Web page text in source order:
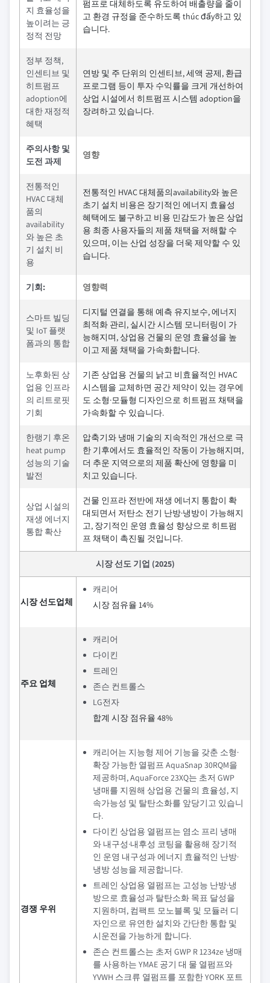
지 효율성을
높이려는 긍
정적 전망
펌프로 대체하도록 유도하여 배출량을 줄이
고 환경 규정을 준수하도록 thúc đẩy하고 있
습니다.
정부 정책,
인센티브 및
히트펌프
adoption에
대한 재정적
혜택
연방 및 주 단위의 인센티브, 세액 공제, 환급
프로그램 등이 투자 수익률을 크게 개선하여
상업 시설에서 히트펌프 시스템 adoption을
장려하고 있습니다.
주의사항 및
도전 과제
영향
전통적인
HVAC 대체
품의
availability
와 높은 초
기 설치 비
용
전통적인 HVAC 대체품의availability와 높은
초기 설치 비용은 장기적인 에너지 효율성
혜택에도 불구하고 비용 민감도가 높은 상업
용 최종 사용자들의 제품 채택을 저해할 수
있으며, 이는 산업 성장을 더욱 제약할 수 있
습니다.
기회: 영향력
스마트 빌딩
및 IoT 플랫
폼과의 통합
디지털 연결을 통해 예측 유지보수, 에너지
최적화 관리, 실시간 시스템 모니터링이 가
능해지며, 상업용 건물의 운영 효율성을 높
이고 제품 채택을 가속화합니다.
노후화된 상
업용 인프라
의 리트로핏
기회
기존 상업용 건물의 낡고 비효율적인 HVAC
시스템을 교체하면 공간 제약이 있는 경우에
도 소형·모듈형 디자인으로 히트펌프 채택을
가속화할 수 있습니다.
한랭기 후온
heat pump
성능의 기술
발전
압축기와 냉매 기술의 지속적인 개선으로 극
한 기후에서도 효율적인 작동이 가능해지며,
더 추운 지역으로의 제품 확산에 영향을 미
치고 있습니다.
상업 시설의
재생 에너지
통합 확산
건물 인프라 전반에 재생 에너지 통합이 확
대되면서 저탄소 전기 난방·냉방이 가능해지
고, 장기적인 운영 효율성 향상으로 히트펌
프 채택이 촉진될 것입니다.
시장 선도 기업 (2025)
시장 선도업체
캐리어
시장 점유율 14%
주요 업체
캐리어
다이킨
트레인
존슨 컨트롤스
LG전자
합계 시장 점유율 48%
경쟁 우위
캐리어는 지능형 제어 기능을 갖춘 소형·
확장 가능한 열펌프 AquaSnap 30RQM을
제공하며, AquaForce 23XQ는 초저 GWP
냉매를 지원해 상업용 건물의 효율성, 지
속가능성 및 탈탄소화를 앞당기고 있습니
다.
다이킨 상업용 열펌프는 염소 프리 냉매
와 내구성·내후성 코팅을 활용해 장기적
인 운영 내구성과 에너지 효율적인 난방·
냉방 성능을 제공합니다.
트레인 상업용 열펌프는 고성능 난방·냉
방으로 효율성과 탈탄소화 목표 달성을
지원하며, 컴팩트 모노블록 및 모듈러 디
자인으로 유연한 설치와 간단한 통합 및
시운전을 가능하게 합니다.
존슨 컨트롤스는 초저 GWP R 1234ze 냉매
를 사용하는 YMAE 공기 대 물 열펌프와
YVWH 스크류 열펌프를 포함한 YORK 포트